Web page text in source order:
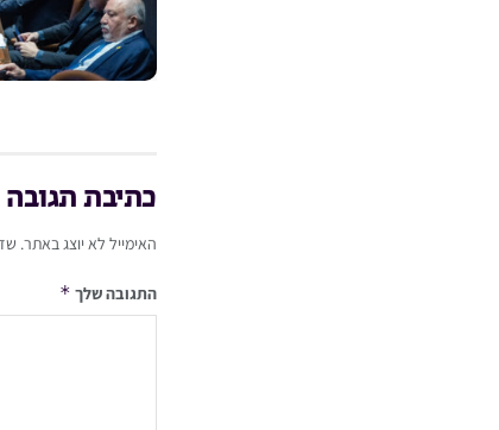
כתיבת תגובה
האימייל לא יוצג באתר.
התגובה שלך *